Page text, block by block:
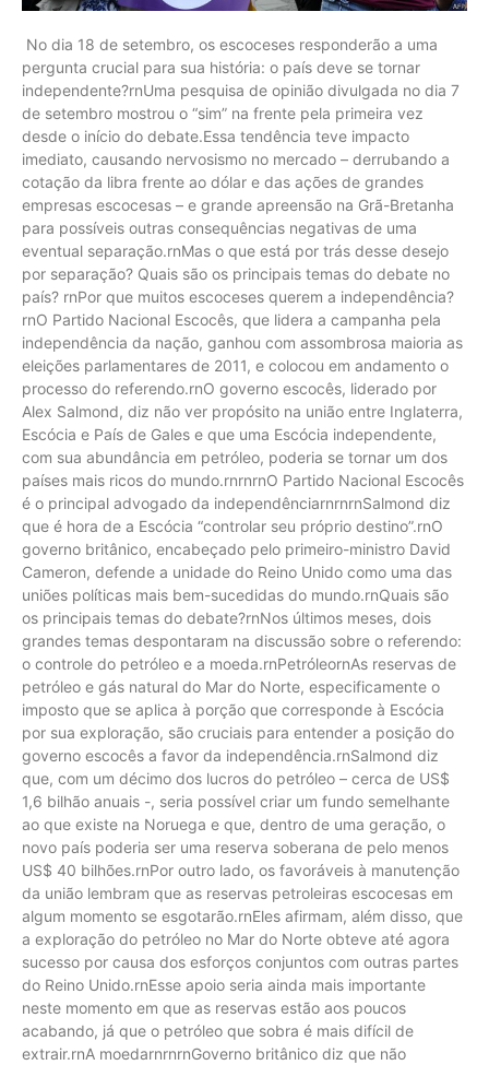
No dia 18 de setembro, os escoceses responderão a uma
pergunta crucial para sua história: o país deve se tornar
independente?rnUma pesquisa de opinião divulgada no dia 7
de setembro mostrou o “sim” na frente pela primeira vez
desde o início do debate.Essa tendência teve impacto
imediato, causando nervosismo no mercado – derrubando a
cotação da libra frente ao dólar e das ações de grandes
empresas escocesas – e grande apreensão na Grã-Bretanha
para possíveis outras consequências negativas de uma
eventual separação.rnMas o que está por trás desse desejo
por separação? Quais são os principais temas do debate no
país? rnPor que muitos escoceses querem a independência?
rnO Partido Nacional Escocês, que lidera a campanha pela
independência da nação, ganhou com assombrosa maioria as
eleições parlamentares de 2011, e colocou em andamento o
processo do referendo.rnO governo escocês, liderado por
Alex Salmond, diz não ver propósito na união entre Inglaterra,
Escócia e País de Gales e que uma Escócia independente,
com sua abundância em petróleo, poderia se tornar um dos
países mais ricos do mundo.rnrnrnO Partido Nacional Escocês
é o principal advogado da independênciarnrnrnSalmond diz
que é hora de a Escócia “controlar seu próprio destino”.rnO
governo britânico, encabeçado pelo primeiro-ministro David
Cameron, defende a unidade do Reino Unido como uma das
uniões políticas mais bem-sucedidas do mundo.rnQuais são
os principais temas do debate?rnNos últimos meses, dois
grandes temas despontaram na discussão sobre o referendo:
o controle do petróleo e a moeda.rnPetróleornAs reservas de
petróleo e gás natural do Mar do Norte, especificamente o
imposto que se aplica à porção que corresponde à Escócia
por sua exploração, são cruciais para entender a posição do
governo escocês a favor da independência.rnSalmond diz
que, com um décimo dos lucros do petróleo – cerca de US$
1,6 bilhão anuais -, seria possível criar um fundo semelhante
ao que existe na Noruega e que, dentro de uma geração, o
novo país poderia ser uma reserva soberana de pelo menos
US$ 40 bilhões.rnPor outro lado, os favoráveis à manutenção
da união lembram que as reservas petroleiras escocesas em
algum momento se esgotarão.rnEles afirmam, além disso, que
a exploração do petróleo no Mar do Norte obteve até agora
sucesso por causa dos esforços conjuntos com outras partes
do Reino Unido.rnEsse apoio seria ainda mais importante
neste momento em que as reservas estão aos poucos
acabando, já que o petróleo que sobra é mais difícil de
extrair.rnA moedarnrnrnGoverno britânico diz que não